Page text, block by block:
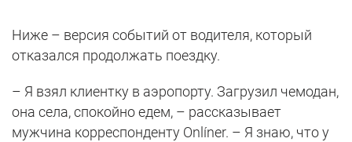
Ниже – версия событий от водителя, который
отказался продолжать поездку.
– Я взял клиентку в аэропорту. Загрузил чемодан,
она села, спокойно едем, – рассказывает
мужчина корреспонденту Onlíner. – Я знаю, что у